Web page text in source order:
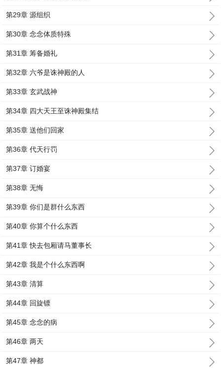
第29章 源组织
第30章 念念体质特殊
第31章 筹备婚礼
第32章 六爷是诛神殿的人
第33章 玄武战神
第34章 四大天王至诛神殿集结
第35章 送他们回家
第36章 代天行罚
第37章 订婚宴
第38章 无悔
第39章 你们是群什么东西
第40章 你算个什么东西
第41章 快去包厢请马董事长
第42章 我是个什么东西啊
第43章 清算
第44章 回旋镖
第45章 念念的病
第46章 两天
第47章 神都